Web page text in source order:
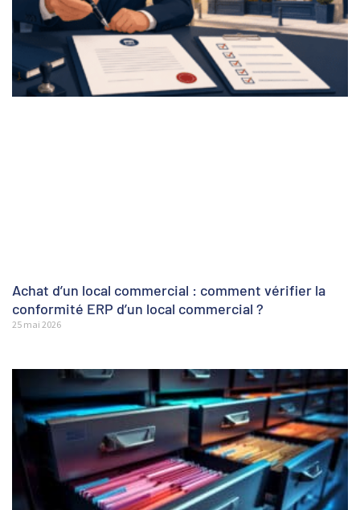
Achat d’un local commercial : comment vérifier la
conformité ERP d’un local commercial ?
25 mai 2026